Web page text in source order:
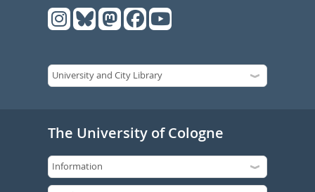
The University of Cologne